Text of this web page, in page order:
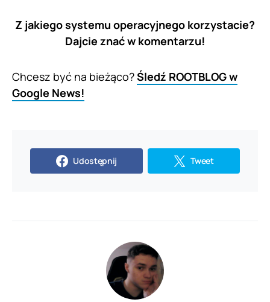
Z jakiego systemu operacyjnego korzystacie?
Dajcie znać w komentarzu!
Chcesz być na bieżąco?Śledź ROOTBLOG w
Google News!
Udostępnij Tweet